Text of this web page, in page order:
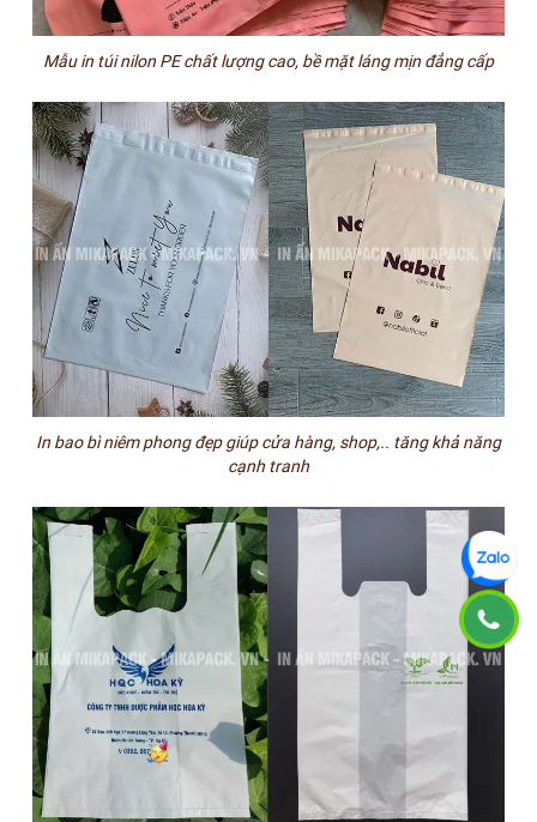
Mẫu in túi nilon PE chất lượng cao, bề mặt láng mịn đẳng cấp
In bao bì niêm phong đẹp giúp cửa hàng, shop,.. tăng khả năng
cạnh tranh